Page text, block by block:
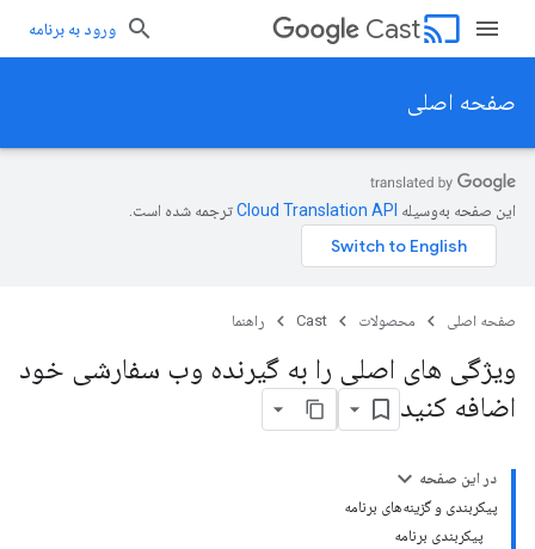
cast
Cast ورود به برنامه
صفحه اصلی
این صفحه به‌وسیله ترجمه شده است.
صفحه اصلی محصولات Cast راهنما
ویژگی های اصلی را به گیرنده وب سفارشی خود
اضافه کنید
در این صفحه
پیکربندی و گزینه‌های برنامه
پیکربندی برنامه